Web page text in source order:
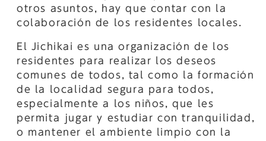
otros asuntos, hay que contar con la
colaboración de los residentes locales.
El Jichikai es una organización de los
residentes para realizar los deseos
comunes de todos, tal como la formación
de la localidad segura para todos,
especialmente a los niños, que les
permita jugar y estudiar con tranquilidad,
o mantener el ambiente limpio con la